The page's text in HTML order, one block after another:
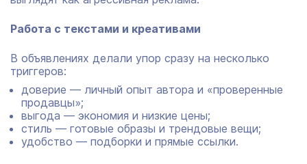
Работа с текстами и креативами
В объявлениях делали упор сразу на несколько
триггеров:
доверие — личный опыт автора и «проверенные
продавцы»;
выгода — экономия и низкие цены;
стиль — готовые образы и трендовые вещи;
удобство — подборки и прямые ссылки.